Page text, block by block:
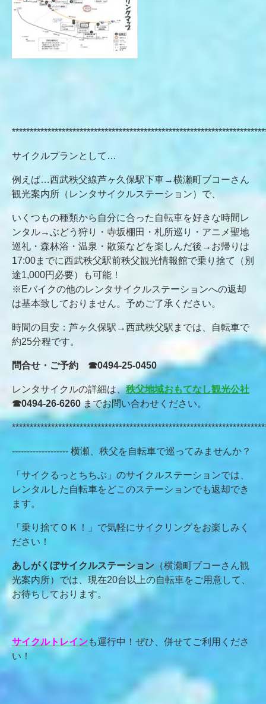
サイクルプランとして…
例えば…西武秩父線芦ヶ久保駅下車→横瀬町ブコーさん
観光案内所（レンタサイクルステーション）で、
いくつもの種類から自分に合った自転車を好きな時間レ
ンタル→ぶどう狩り・寺坂棚田・札所巡り・アニメ聖地
巡礼・森林浴・温泉・散策などを楽しんだ後→お帰りは
17:00までに西武秩父駅前秩父観光情報館で乗り捨て（別
途1,000円必要）も可能！
※Eバイクの他のレンタサイクルステーションへの返却
は基本致しておりません。予めご了承ください。
時間の目安：芦ヶ久保駅→西武秩父駅までは、自転車で
約25分程です。
問合せ・ご予約 ☎0494‐25‐0450
レンタサイクルの詳細は、秩父地域おもてなし観光公社
☎0494-26-6260までお問い合わせください。
------------------- 横瀬、秩父を自転車で巡ってみませんか？
「サイクるっとちちぶ」のサイクルステーションでは、
レンタルした自転車をどこのステーションでも返却でき
ます。
「乗り捨てＯＫ！」で気軽にサイクリングをお楽しみく
ださい！
あしがくぼサイクルステーション （横瀬町ブコーさん観
光案内所）では、現在20台以上の自転車をご用意して、
お待ちしております。
サイクルトレインも運行中！ぜひ、併せてご利用くださ
い！